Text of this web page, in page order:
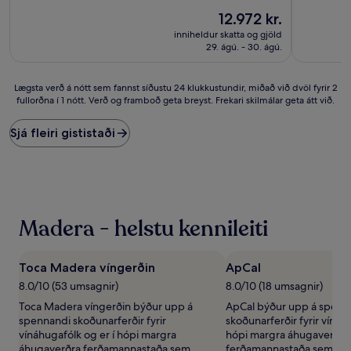
Verðið
er
12.972 kr.
12.972 kr.
inniheldur skatta og gjöld
29. ágú. - 30. ágú.
Lægsta
verð
nótt
sem
við
fullorðna
nótt.
Verð
Lægsta verð á nótt sem fannst síðustu 24 klukkustundir, miðað við dvöl fyrir 2
fullorðna í 1 nótt. Verð og framboð geta breyst. Frekari skilmálar geta átt við.
Sjá fleiri gististaði
Madera - helstu kennileiti
Toca Madera víngerðin
8.0/10 (53 umsagnir)
Toca Madera víngerðin býður upp á
spennandi skoðunarferðir fyrir
vínáhugafólk og er í hópi margra
ApCal
8.0/10 (18 umsagnir)
ApCal býður upp á
skoðunarferðir fyrir
hópi margra áhugaverðra